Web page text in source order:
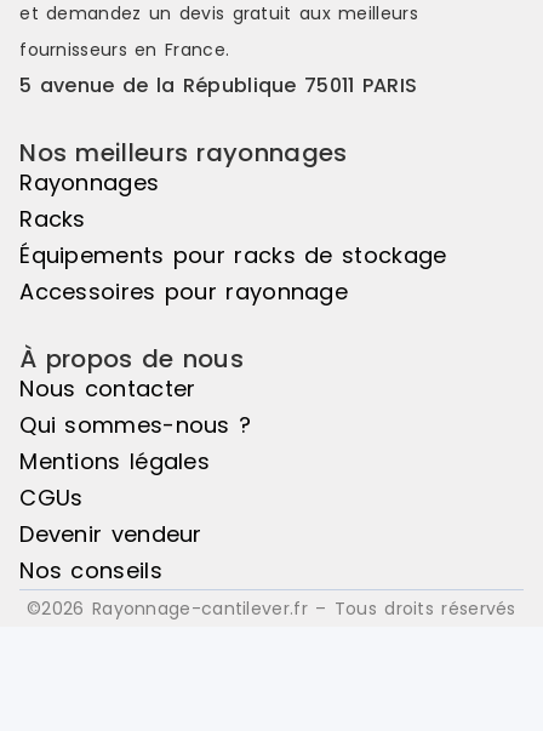
et demandez un devis gratuit aux meilleurs
fournisseurs en France.
5 avenue de la République 75011 PARIS
Nos meilleurs rayonnages
Rayonnages
Racks
Équipements pour racks de stockage
Accessoires pour rayonnage
À propos de nous
Nous contacter
Qui sommes-nous ?
Mentions légales
CGUs
Devenir vendeur
Nos conseils
©2026 Rayonnage-cantilever.fr – Tous droits réservés